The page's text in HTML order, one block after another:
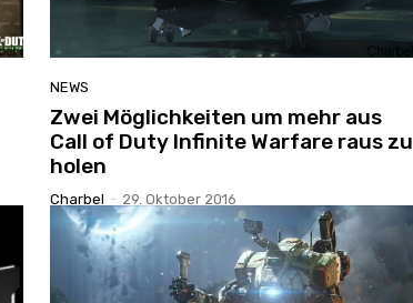
NEWS
Zwei Möglichkeiten um mehr aus
Call of Duty Infinite Warfare raus zu
holen
Charbel - 29. Oktober 2016